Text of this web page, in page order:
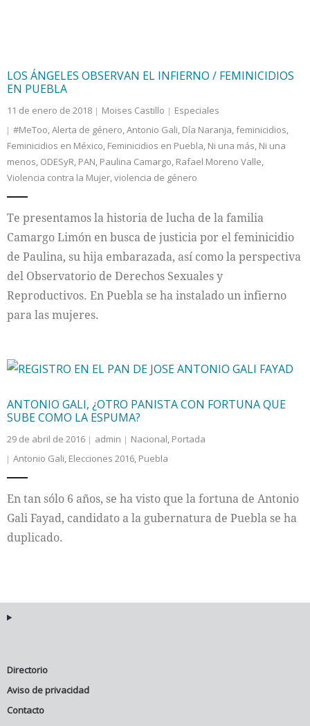
LOS ÁNGELES OBSERVAN EL INFIERNO / FEMINICIDIOS
EN PUEBLA
11 de enero de 2018 Moises Castillo
Especiales
#MeToo,Alerta de género,Antonio Gali, Día Naranja,feminicidios,
Feminicidios en México, Feminicidios en Puebla, Ni una más, Ni una
menos, ODESyR, PAN, Paulina Camargo, Rafael Moreno Valle,
Violencia contra la Mujer,violencia de género
Te presentamos la historia de lucha de la familia
Camargo Limón en busca de justicia por el feminicidio
de Paulina, su hija embarazada, así como la perspectiva
del Observatorio de Derechos Sexuales y
Reproductivos. En Puebla se ha instalado un infierno
para las mujeres.
ANTONIO GALI, ¿OTRO PANISTA CON FORTUNA QUE
SUBE COMO LA ESPUMA?
29 de abril de 2016 admin Nacional, Portada
Antonio Gali, Elecciones 2016, Puebla
En tan sólo 6 años, se ha visto que la fortuna de Antonio
Gali Fayad, candidato a la gubernatura de Puebla se ha
duplicado.
Directorio
Aviso de privacidad
Contacto